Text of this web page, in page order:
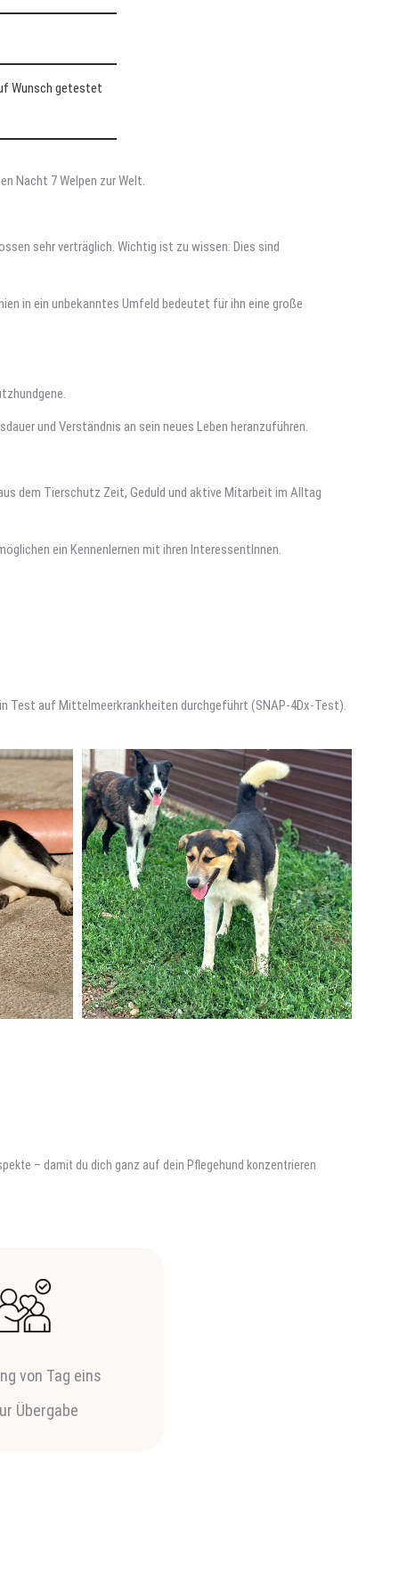
Wunsch getestet
Nacht 7 Welpen zur Welt.
sehr verträglich. Wichtig ist zu wissen: Dies sind
in ein unbekanntes Umfeld bedeutet für ihn eine große
und Verständnis an sein neues Leben heranzuführen.
dem Tierschutz Zeit, Geduld und aktive Mitarbeit im Alltag
ein Kennenlernen mit ihren InteressentInnen.
Test auf Mittelmeerkrankheiten durchgeführt (SNAP-4Dx-Test).
– damit du dich ganz auf dein Pflegehund konzentrieren
von Tag eins
Übergabe